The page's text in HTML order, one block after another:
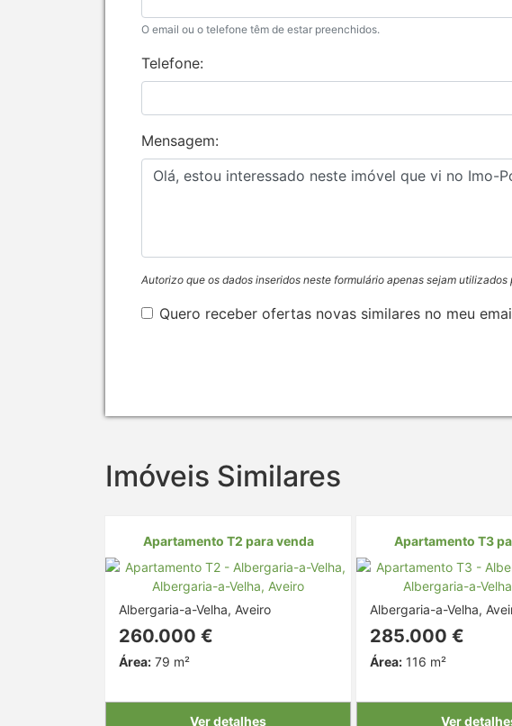
O email ou o telefone têm de estar preenchidos.
Telefone:
Mensagem:
Autorizo que os dados inseridos neste formulário apenas sejam utilizados
Quero receber ofertas novas similares no meu
Imóveis Similares
Apartamento T2 para venda
Albergaria-a-Velha, Aveiro
260.000 €
Área: 79 m²
Ver detalhes
Apartamento T3
Albergaria-a-Velha,
285.000 €
Área: 116 m²
Ver